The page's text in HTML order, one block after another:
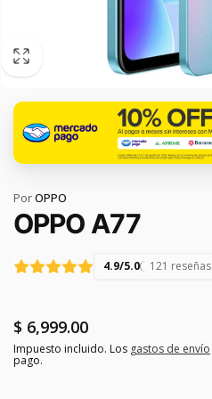
PorOPPO
OPPO A77
4.9/5.0 121 reseñas
Precio
habitual
$ 6,999.00
Impuesto incluido. Los gastos de envío
pago.